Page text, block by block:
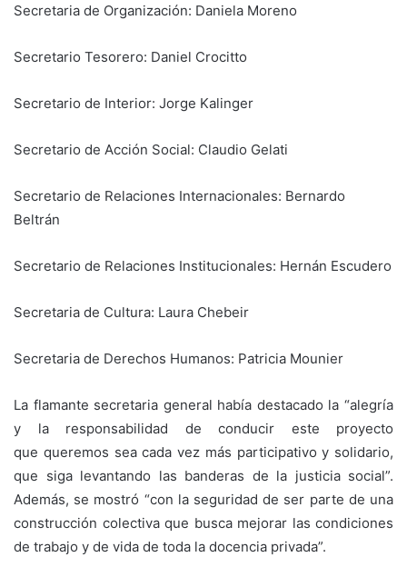
Secretaria de Organización: Daniela Moreno
Secretario Tesorero: Daniel Crocitto
Secretario de Interior: Jorge Kalinger
Secretario de Acción Social: Claudio Gelati
Secretario de Relaciones Internacionales: Bernardo
Beltrán
Secretario de Relaciones Institucionales: Hernán Escudero
Secretaria de Cultura: Laura Chebeir
Secretaria de Derechos Humanos: Patricia Mounier
La flamante secretaria general había destacado la “alegría
y la responsabilidad de conducir este proyecto
que queremos sea cada vez más participativo y solidario,
que siga levantando las banderas de la justicia social”.
Además, se mostró “con la seguridad de ser parte de una
construcción colectiva que busca mejorar las condiciones
de trabajo y de vida de toda la docencia privada”.